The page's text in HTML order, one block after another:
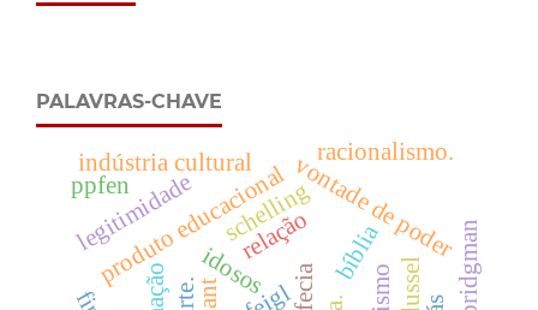
PALAVRAS-CHAVE
kant
bíblia
produto educacional
relaçãovontade de poder
indústria cultural
idosos
arte.
schelling
racionalismo.
legitimidade
ppfen